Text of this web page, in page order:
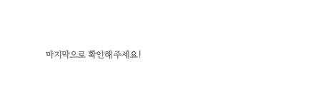
마지막으로 확인해 주세요!